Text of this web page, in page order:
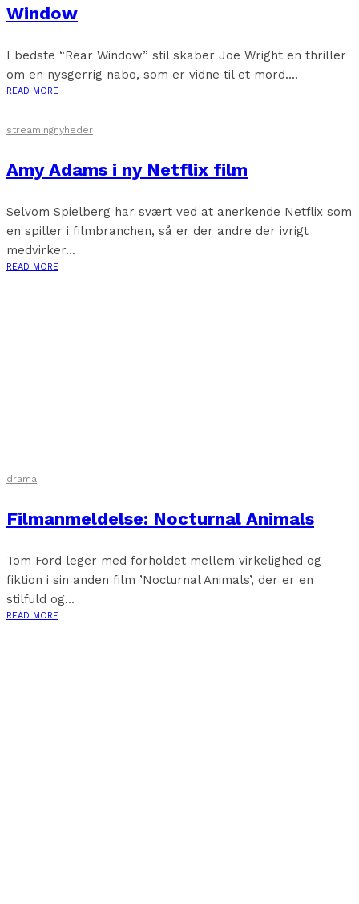
Window
I bedste “Rear Window” stil skaber Joe Wright en thriller
om en nysgerrig nabo, som er vidne til et mord....
READ MORE
streamingnyheder
Amy Adams i ny Netflix film
Selvom Spielberg har svært ved at anerkende Netflix som
en spiller i filmbranchen, så er der andre der ivrigt
medvirker...
READ MORE
drama
Filmanmeldelse: Nocturnal Animals
Tom Ford leger med forholdet mellem virkelighed og
fiktion i sin anden film ’Nocturnal Animals’, der er en
stilfuld og...
READ MORE